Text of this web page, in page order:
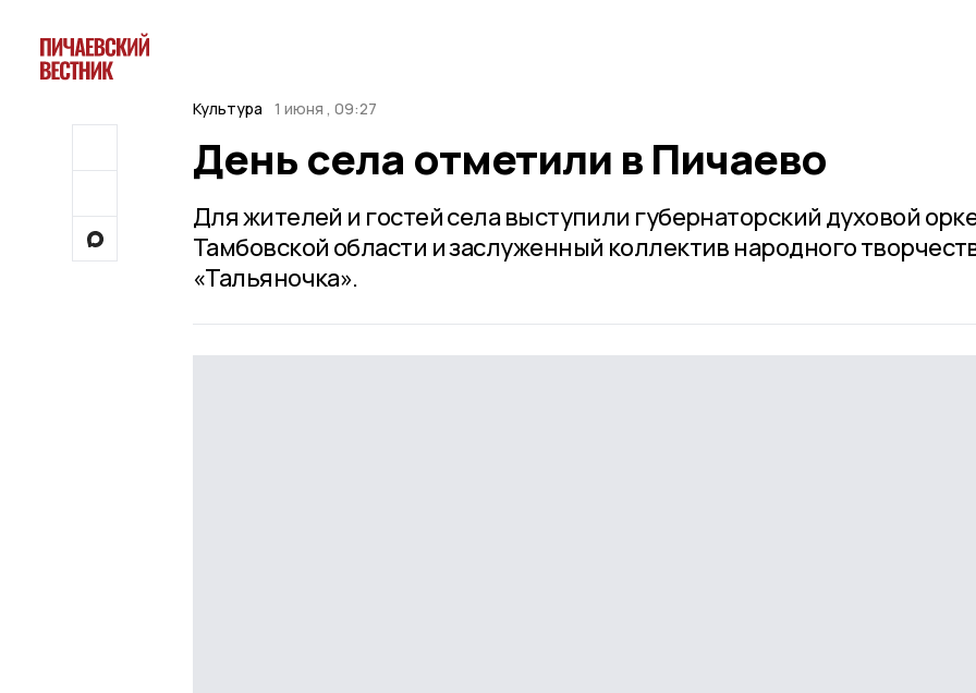
Культура 1 июня , 09:27
День села отметили в Пичаево
Для жителей и гостей села выступили губернаторский духовой
Тамбовской области и заслуженный коллектив народного
«Тальяночка».